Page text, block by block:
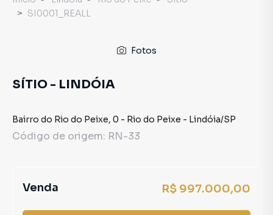
SI0001_REALL
Fotos
SÍTIO - LINDÓIA
Bairro do Rio do Peixe, 0 - Rio do Peixe - Lindóia/SP
Código de origem: RN-33
Venda R$ 997.000,00